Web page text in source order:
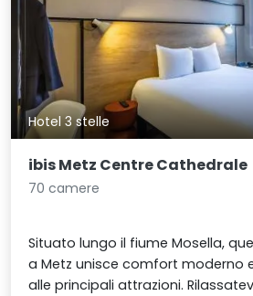
Hotel 3 stelle
ibis Metz Centre Cathedrale
70 camere
Situato lungo il fiume Mosella,
a Metz unisce comfort moderno
alle principali attrazioni.